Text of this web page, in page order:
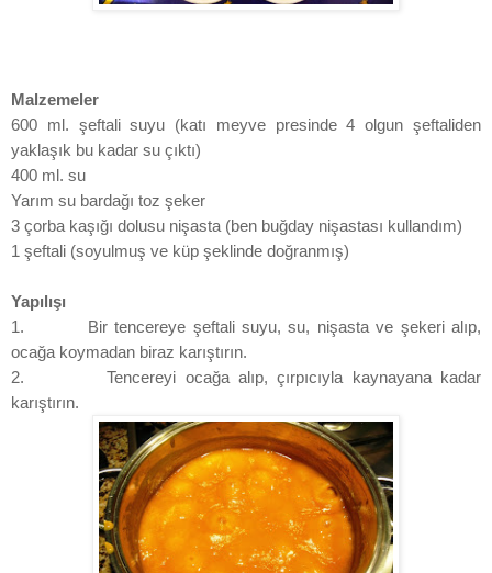
Malzemeler
600 ml. şeftali suyu (katı meyve presinde 4 olgun şeftaliden
yaklaşık bu kadar su çıktı)
400 ml. su
Yarım su bardağı toz şeker
3 çorba kaşığı dolusu nişasta (ben buğday nişastası kullandım)
1 şeftali (soyulmuş ve küp şeklinde doğranmış)
Yapılışı
1.
Bir tencereye şeftali suyu, su, nişasta ve şekeri alıp,
ocağa koymadan biraz karıştırın.
2.
Tencereyi ocağa alıp, çırpıcıyla kaynayana kadar
karıştırın.